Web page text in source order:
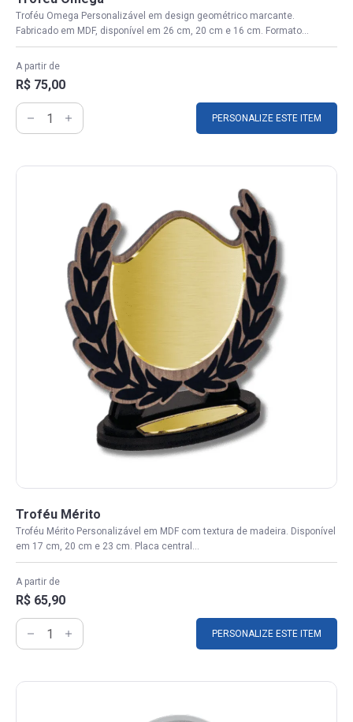
Troféu Omega Personalizável em design geométrico marcante.
Fabricado em MDF, disponível em 26 cm, 20 cm e 16 cm. Formato...
A partir de
R$ 75,00
PERSONALIZE ESTE ITEM
Troféu Mérito
Troféu Mérito Personalizável em MDF com textura de madeira. Disponível
em 17 cm, 20 cm e 23 cm. Placa central...
A partir de
R$ 65,90
PERSONALIZE ESTE ITEM